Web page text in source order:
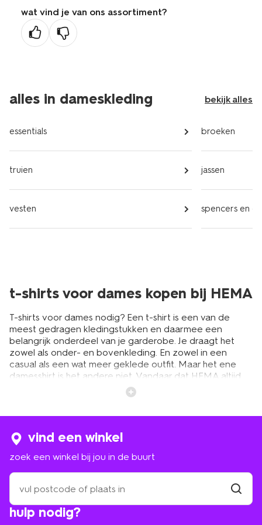
wat vind je van ons assortiment?
alles in dameskleding bekijk alles
essentials
truien
vesten
broeken
jassen
spencers en
t-shirts voor dames kopen bij HEMA
T-shirts voor dames nodig? Een t-shirt is een van de
meest gedragen kledingstukken en daarmee een
belangrijk onderdeel van je garderobe. Je draagt het
zowel als onder- en bovenkleding. En zowel in een
casual als een wat meer geklede outfit. Maar het ene
damesshirt is het andere niet. Vandaar dat HEMA altijd
een uitgebreide collectie t-shirts en tops voor dames
heeft om uit te kiezen. Aangesloten of ruim, kort of lang.
leuke tops voor dames voor alle
gelegenheden
HEMA heeft elk seizoen weer een nieuwe collectie
damesshirts en tops. Zoek je echt een dames t-shirt met
hulp nodig?
vind een winkel
zoek een winkel bij jou in de buurt
zoek
een
winkel
bij